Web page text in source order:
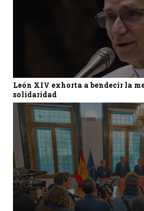
León XIV exhorta a bendecir la
solidaridad